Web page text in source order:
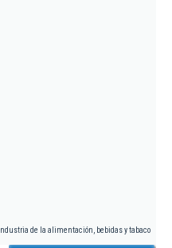
de la alimentación, bebidas y tabaco